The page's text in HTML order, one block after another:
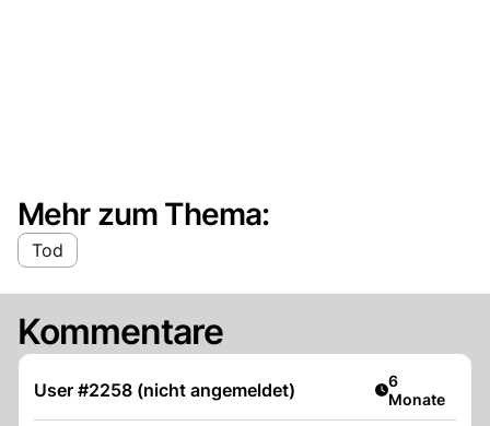
Mehr zum Thema:
Tod
Kommentare
User #2258 (nicht angemeldet) Artikel
6
Monate